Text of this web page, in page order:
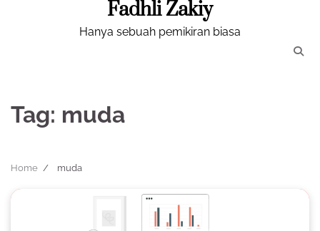
Fadhli Zakiy
Hanya sebuah pemikiran biasa
Tag: muda
Home muda